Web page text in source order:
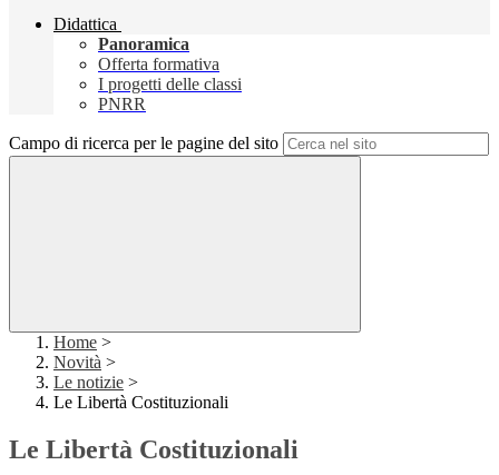
Didattica
Panoramica
Offerta formativa
I progetti delle classi
PNRR
Campo di ricerca per le pagine del sito
Home >
Novità >
Le notizie >
Le Libertà Costituzionali
Le Libertà Costituzionali